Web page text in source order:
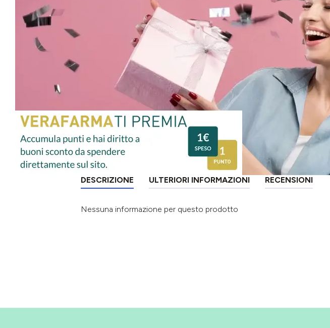
DESCRIZIONE ULTERIORI INFORMAZIONI RECENSIONI
Nessuna informazione per questo prodotto